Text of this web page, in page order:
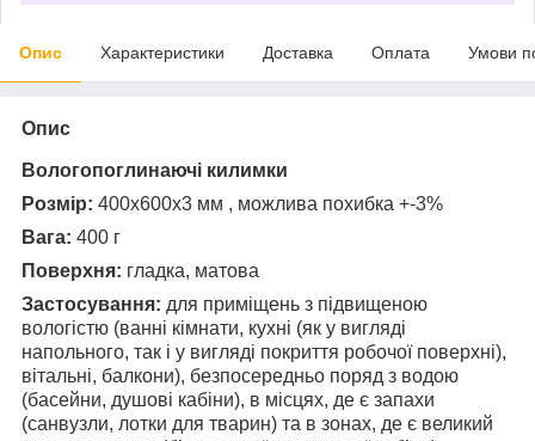
Опис Характеристики Доставка Оплата Умови
Опис
Вологопоглинаючі килимки
Розмір: 400х600х3 мм , можлива похибка +-3%
Вага: 400 г
Поверхня: гладка, матова
Застосування: для приміщень з підвищеною
вологістю (ванні кімнати, кухні (як у вигляді
напольного, так і у вигляді покриття робочої поверхні),
вітальні, балкони), безпосередньо поряд з водою
(басейни, душові кабіни), в місцях, де є запахи
(санвузли, лотки для тварин) та в зонах, де є великий